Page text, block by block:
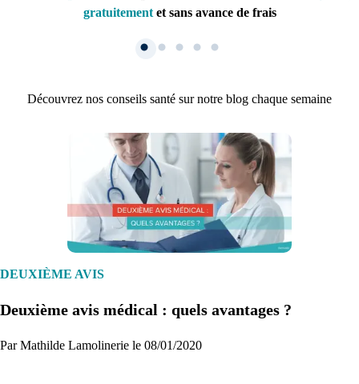
gratuitementet sans avance de frais
1. Inscription
Créez un compte et récupérez votre dossier médical en parallèle
Je commence
Découvrez nos conseils santé sur notre blog chaque semaine
DEUXIÈME AVIS
Deuxième avis médical : quels avantages ?
Par Mathilde Lamolinerie le 08/01/2020